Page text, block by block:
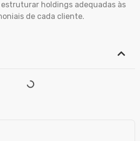
estruturar holdings adequadas às
de cada cliente.